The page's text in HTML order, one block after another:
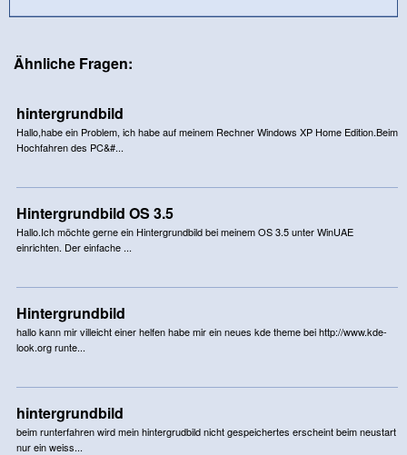
Ähnliche Fragen:
hintergrundbild
Hallo,habe ein Problem, ich habe auf meinem Rechner Windows XP Home Edition.Beim
Hochfahren des PC&#...
Hintergrundbild OS 3.5
Hallo.Ich möchte gerne ein Hintergrundbild bei meinem OS 3.5 unter WinUAE
einrichten. Der einfache ...
Hintergrundbild
hallo kann mir villeicht einer helfen habe mir ein neues kde theme bei http://www.kde-
look.org runte...
hintergrundbild
beim runterfahren wird mein hintergrudbild nicht gespeichertes erscheint beim neustart
nur ein weiss...